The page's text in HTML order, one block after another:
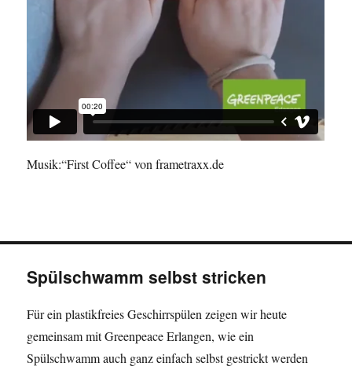
Musik:“First Coffee“ von frametraxx.de
Spülschwamm selbst stricken
Für ein plastikfreies Geschirrspülen zeigen wir heute
gemeinsam mit Greenpeace Erlangen, wie ein
Spülschwamm auch ganz einfach selbst gestrickt werden